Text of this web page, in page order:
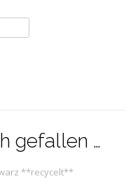
gefallen …